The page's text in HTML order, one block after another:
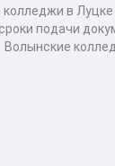
колледжи в
подачи
Волынские